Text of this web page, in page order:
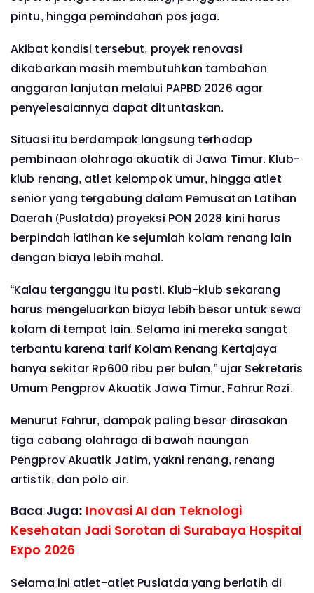
pintu, hingga pemindahan pos jaga.
Akibat kondisi tersebut, proyek renovasi
dikabarkan masih membutuhkan tambahan
anggaran lanjutan melalui PAPBD 2026 agar
penyelesaiannya dapat dituntaskan.
Situasi itu berdampak langsung terhadap
pembinaan olahraga akuatik di Jawa Timur. Klub-
klub renang, atlet kelompok umur, hingga atlet
senior yang tergabung dalam Pemusatan Latihan
Daerah (Puslatda) proyeksi PON 2028 kini harus
berpindah latihan ke sejumlah kolam renang lain
dengan biaya lebih mahal.
“Kalau terganggu itu pasti. Klub-klub sekarang
harus mengeluarkan biaya lebih besar untuk sewa
kolam di tempat lain. Selama ini mereka sangat
terbantu karena tarif Kolam Renang Kertajaya
hanya sekitar Rp600 ribu per bulan,” ujar Sekretaris
Umum Pengprov Akuatik Jawa Timur, Fahrur Rozi.
Menurut Fahrur, dampak paling besar dirasakan
tiga cabang olahraga di bawah naungan
Pengprov Akuatik Jatim, yakni renang, renang
artistik, dan polo air.
Baca Juga: Inovasi AI dan Teknologi
Kesehatan Jadi Sorotan di Surabaya Hospital
Expo 2026
Selama ini atlet-atlet Puslatda yang berlatih di